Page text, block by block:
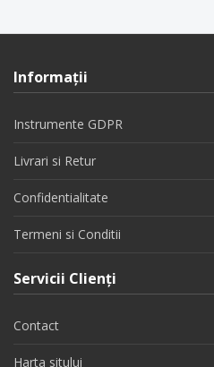
Informaţii
Instrumente GDPR
Livrari si Retur
Confidentialitate
Termeni si Conditii
Servicii Clienţi
Contact
Harta sitului